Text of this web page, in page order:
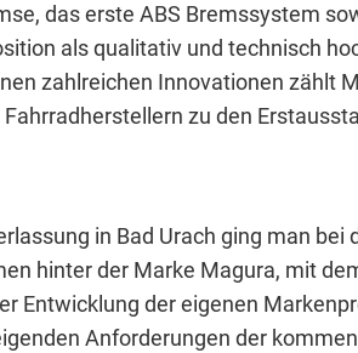
das erste ABS Brems­system
als qualitativ und technisch
zahlreichen Innovationen zählt
zu den
in Bad Urach ging man bei
hinter der Marke Magura, mit
Entwicklung der eigenen
Anforderungen der
anzeigen